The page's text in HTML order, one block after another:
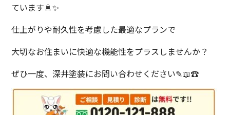
ています🚿✨
仕上がりや耐久性を考慮した最適なプランで
大切なお住まいに快適な機能性をプラスしませんか？
ぜひ一度、深井塗装にお問い合わせください✎📖☎